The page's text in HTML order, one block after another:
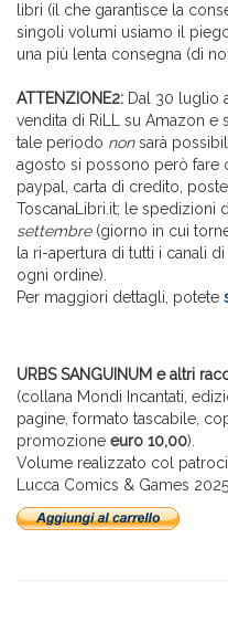
libri (il che garantisce la
singoli volumi usiamo il
una più lenta consegna (di
ATTENZIONE2: Dal 30 luglio
vendita di RiLL su Amazon e
tale periodo nonsarà
agosto si possono però fare
paypal, carta di credito,
ToscanaLibri.it; le spedizioni
settembre(giorno in cui
la ri-apertura di tutti i canali
ogni ordine)
Per maggiori dettagli, potete
URBS SANGUINUM e altri
(collana Mondi Incantati,
pagine, formato tascabile,
promozione euro 10,00).
Volume realizzato col
Lucca Comics & Games 2025.